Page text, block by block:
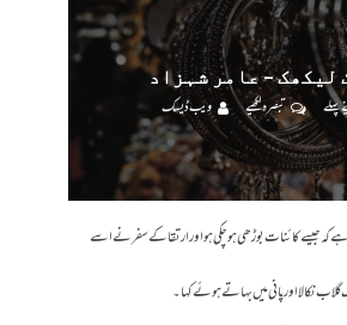
لیکھک – عامر شہزاد
تبصرہ لکھیے ویب ڈیسک
کہ جیسے کائنات بوڑھی ہو چکی ہو اور ارتقا کے سفر نے اسے
نکالا اور پانی میں بہاتے ہوئے کہا۔